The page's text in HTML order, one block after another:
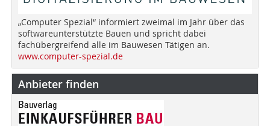
„Computer Spezial“ informiert zweimal im Jahr über das
softwareunterstützte Bauen und spricht dabei
fachübergreifend alle im Bauwesen Tätigen an.
www.computer-spezial.de
Anbieter finden